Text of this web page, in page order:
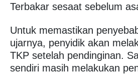
Terbakar sesaat sebelum
Untuk memastikan
ujarnya, penyidik akan
TKP setelah pendinginan.
sendiri masih melakukan